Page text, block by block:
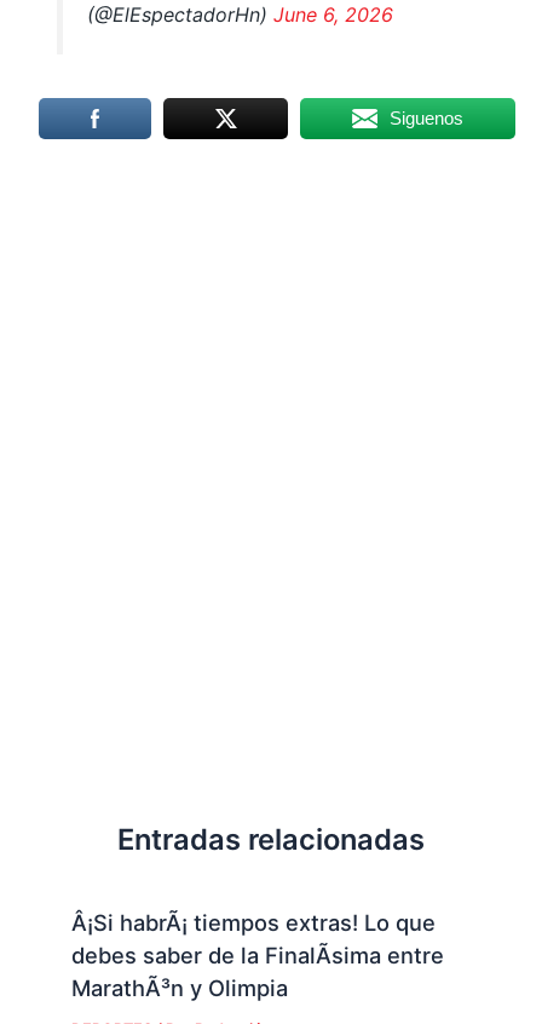
(@ElEspectadorHn) June 6, 2026
Siguenos
Entradas relacionadas
Â¡Si habrÃ¡ tiempos extras! Lo que
debes saber de la FinalÃ­sima entre
MarathÃ³n y Olimpia